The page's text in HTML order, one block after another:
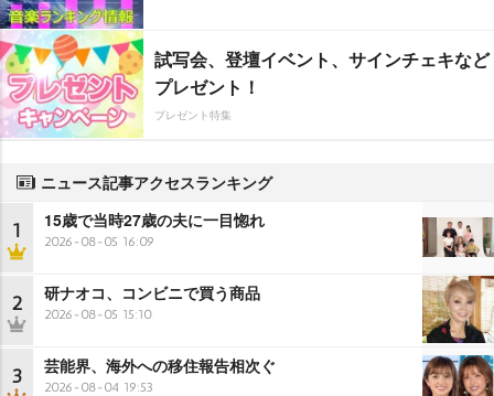
試写会、登壇イベント、サインチェキなど
プレゼント！
プレゼント特集
ニュース記事アクセスランキング
1 15歳で当時27歳の夫に一目惚れ
2026-08-05 16:09
2 研ナオコ、コンビニで買う商品
2026-08-05 15:10
3 芸能界、海外への移住報告相次ぐ
2026-08-04 19:53